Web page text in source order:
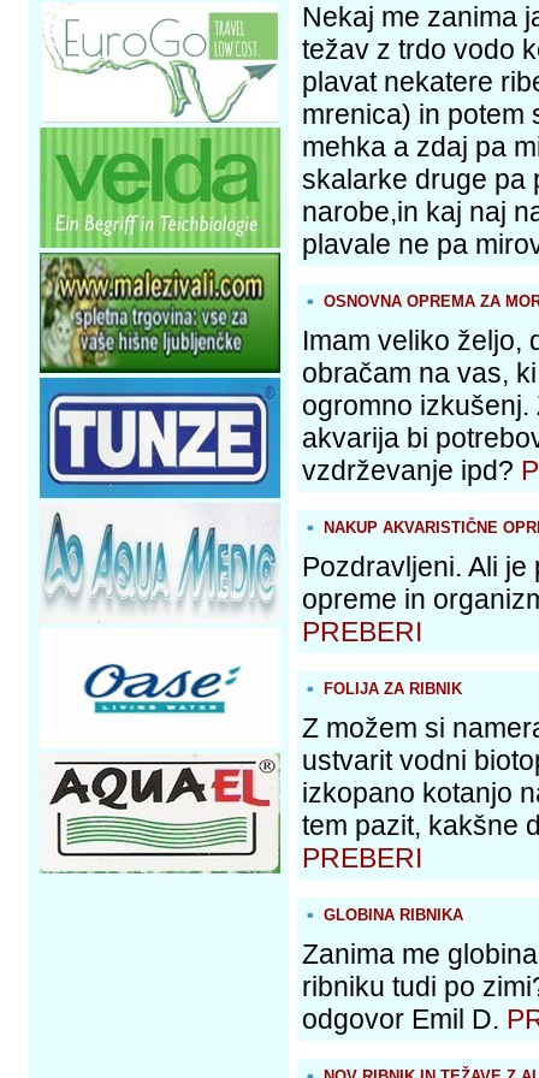
Nekaj me zanima
težav z trdo vodo
plavat nekatere
mrenica) in potem
mehka a zdaj pa
skalarke druge pa
narobe,in kaj naj
plavale ne pa
OSNOVNA OPREMA ZA
Imam veliko željo,
obračam na vas,
ogromno
akvarija bi
vzdrževanje ipd?
NAKUP AKVARISTIČNE
Pozdravljeni. Ali
opreme in
PREBERI
FOLIJA ZA RIBNIK
Z možem si
ustvarit vodni
izkopano kotanjo
tem pazit, kakšne
PREBERI
GLOBINA RIBNIKA
Zanima me
ribniku tudi po
odgovor Emil D.